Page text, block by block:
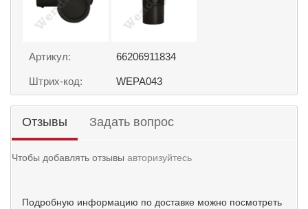
Артикул: 66206911834
Штрих-код: WEPA043
Отзывы Задать вопрос
Чтобы добавлять отзывы авторизуйтесь
Подробную информацию по доставке можно посмотреть